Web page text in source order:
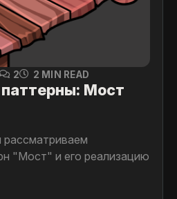
копии объекта проще и
его
используя операцию
инициализацию полей.
2 2 MIN READ
Мост
"Мост" и его реализацию